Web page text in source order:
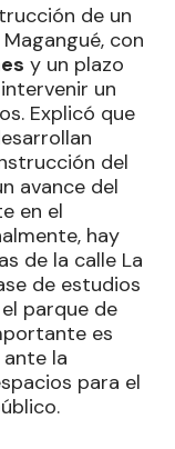
de un
con
y un plazo
un
Explicó que
del
avance del
en el
hay
de la calle La
de estudios
parque de
es
la
para el